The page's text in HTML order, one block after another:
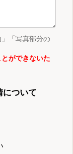
「写真部分の
ができないた
について